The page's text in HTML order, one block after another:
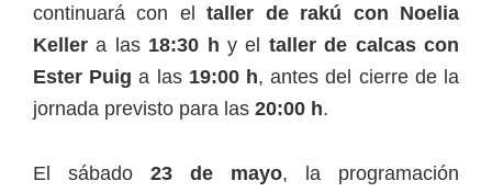
continuará con eltaller de rakú con Noelia
Keller a las 18:30 h y el taller de calcas con
Ester Puig a las 19:00 h, antes del cierre de la
jornada previsto para las 20:00 h.
El sábado 23 de mayo, la programación